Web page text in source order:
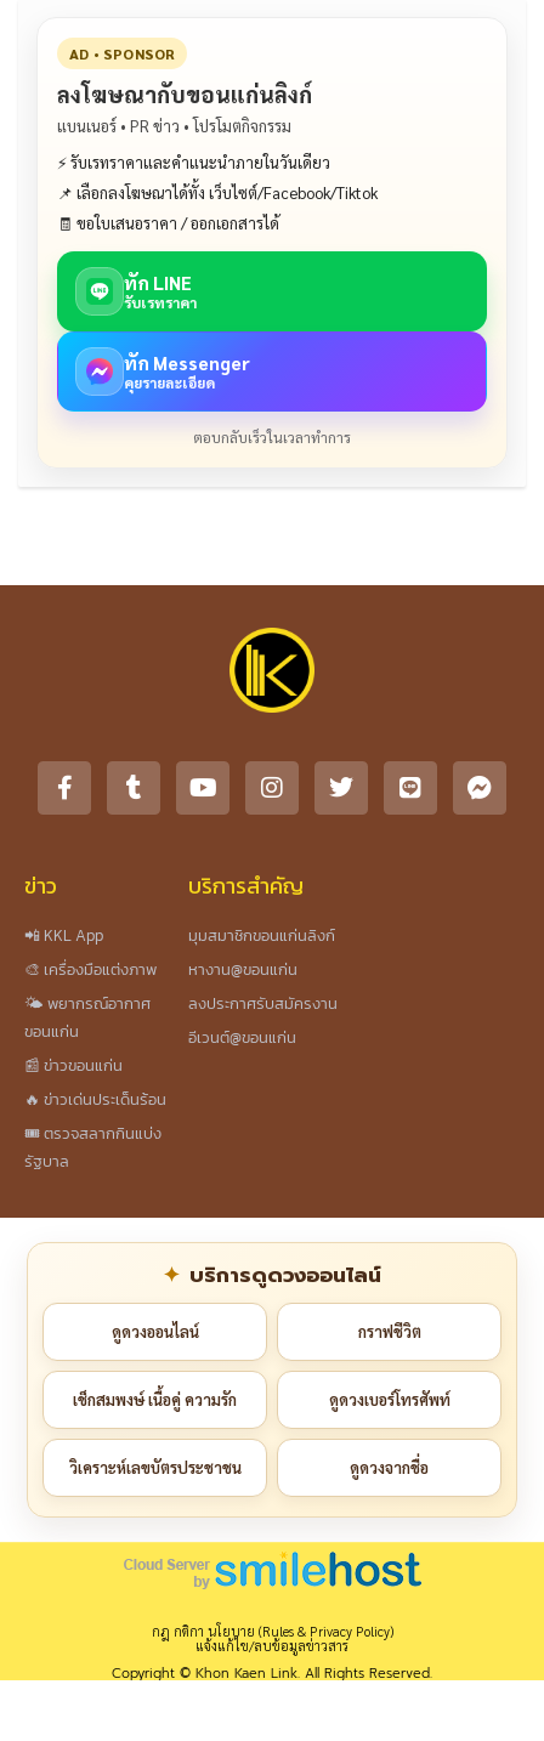
AD • SPONSOR
ลงโฆษณากับขอนแก่นลิงก์
แบนเนอร์ • PR ข่าว • โปรโมตกิจกรรม
⚡ รับเรทราคาและคำแนะนำภายในวันเดียว
📌 เลือกลงโฆษณาได้ทั้ง เว็บไซต์/Facebook/Tiktok
🧾 ขอใบเสนอราคา / ออกเอกสารได้
ทัก LINE
รับเรทราคา
ทัก Messenger
คุยรายละเอียด
ตอบกลับเร็วในเวลาทำการ
ข่าว
📲 KKL App
🎨 เครื่องมือแต่งภาพ
🌤️ พยากรณ์อากาศ
ขอนแก่น
📰 ข่าวขอนแก่น
🔥 ข่าวเด่นประเด็นร้อน
🎟️ ตรวจสลากกินแบ่ง
รัฐบาล
บริการสำคัญ
มุมสมาชิกขอนแก่นลิงก์
หางาน@ขอนแก่น
ลงประกาศรับสมัครงาน
อีเวนต์@ขอนแก่น
บริการดูดวงออนไลน์
ดูดวงออนไลน์ กราฟชีวิต
เช็กสมพงษ์ เนื้อคู่ ความรัก ดูดวงเบอร์โทรศัพท์
วิเคราะห์เลขบัตรประชาชน ดูดวงจากชื่อ
กฎ กติกา นโยบาย (Rules & Privacy Policy)
แจ้งแก้ไข/ลบข้อมูลข่าวสาร
Copyright © Khon Kaen Link. All Rights Reserved.